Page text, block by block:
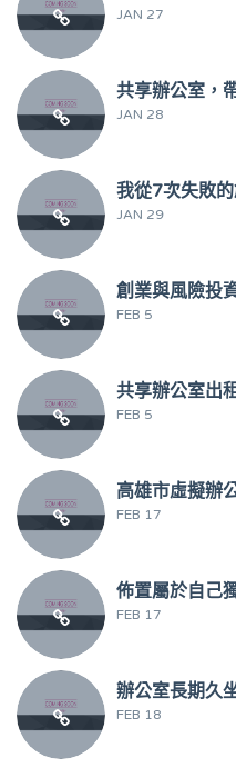
JAN 27
共享辦公室，
JAN 28
我從7次失敗
JAN 29
創業與風險投
FEB 5
共享辦公室出
FEB 5
高雄市虛擬辦
FEB 17
佈置屬於自己
FEB 17
辦公室長期久
FEB 18